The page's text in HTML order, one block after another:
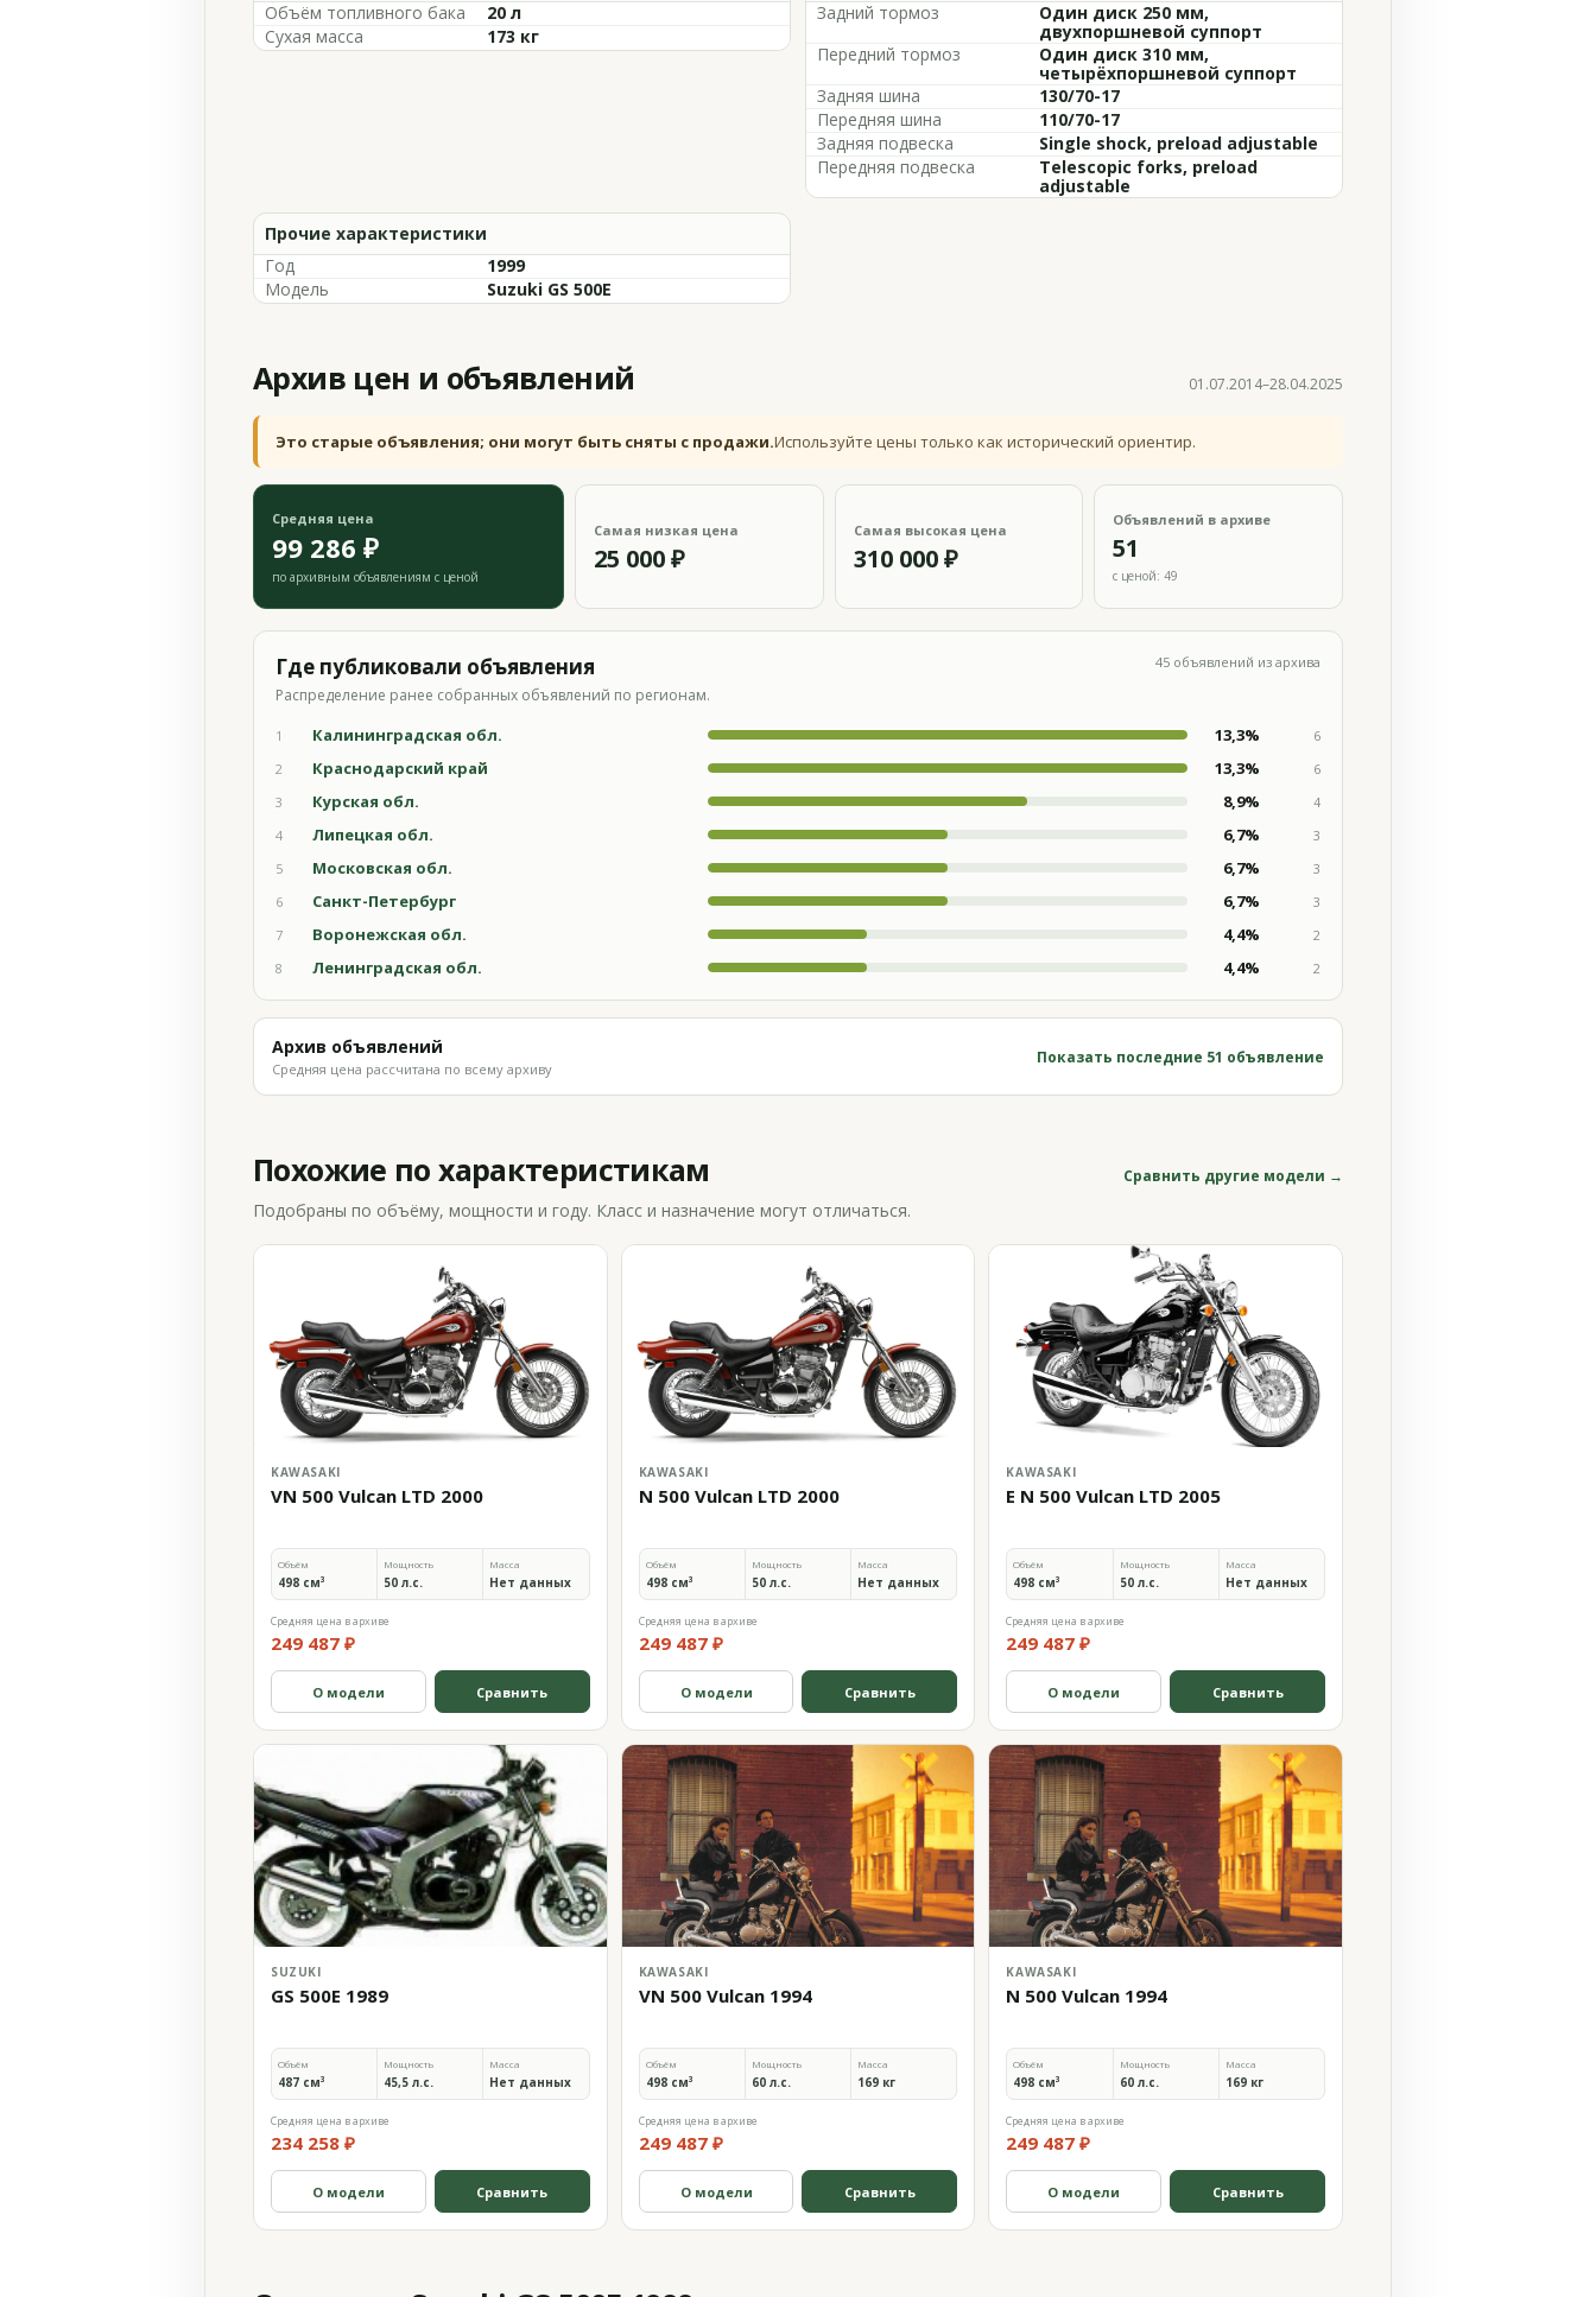
Объём топливного бака
20 л
Сухая масса
173 кг
Задний тормоз
Один диск 250 мм,
двухпоршневой суппорт
Передний тормоз
Один диск 310 мм,
четырёхпоршневой суппорт
Задняя шина
130/70-17
Передняя шина
110/70-17
Задняя подвеска
Single shock, preload adjustable
Передняя подвеска
Telescopic forks, preload
adjustable
Прочие характеристики
Год
1999
Модель
Suzuki GS 500E
Архив цен и объявлений 01.07.2014–28.04.2025
Это старые объявления; они могут быть сняты с продажи.Используйте цены только как исторический ориентир.
Средняя цена
99 286 ₽
по архивным объявлениям с ценой
Самая низкая цена
25 000 ₽
Самая высокая цена
310 000 ₽
Объявлений в архиве
51
с ценой: 49
Где публиковали объявления
Распределение ранее собранных объявлений по регионам.
45 объявлений из архива
1 Калининградская обл. 13,3%
6
2
Краснодарский край 13,3%
6
3
Курская обл. 8,9%
4
4
Липецкая обл. 6,7%
3
5
Московская обл. 6,7%
3
6
Санкт-Петербург 6,7%
3
7
Воронежская обл. 4,4%
2
8
Ленинградская обл. 4,4% 2
Архив объявлений
Средняя цена рассчитана по всему архиву
Показать последние 51 объявление
Похожие по характеристикам Сравнить другие модели →
Подобраны по объёму, мощности и году. Класс и назначение могут отличаться.
KAWASAKI
VN 500 Vulcan LTD 2000
Объём
498 см³
Мощность
50 л.с.
Масса
Нет данных
Средняя цена в архиве
249 487 ₽
О модели Сравнить
KAWASAKI
N 500 Vulcan LTD 2000
Объём
498 см³
Мощность
50 л.с.
Масса
Нет данных
Средняя цена в архиве
249 487 ₽
О модели Сравнить
KAWASAKI
E N 500 Vulcan LTD 2005
Объём
498 см³
Мощность
50 л.с.
Масса
Нет данных
Средняя цена в архиве
249 487 ₽
О модели Сравнить
SUZUKI
GS 500E 1989
Объём
487 см³
Мощность
45,5 л.с.
Масса
Нет данных
Средняя цена в архиве
234 258 ₽
О модели Сравнить
KAWASAKI
VN 500 Vulcan 1994
Объём
498 см³
Мощность
60 л.с.
Масса
169 кг
Средняя цена в архиве
249 487 ₽
О модели Сравнить
KAWASAKI
N 500 Vulcan 1994
Объём
498 см³
Мощность
60 л.с.
Масса
169 кг
Средняя цена в архиве
249 487 ₽
О модели Сравнить